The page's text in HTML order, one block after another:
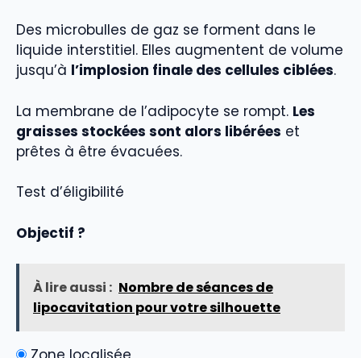
Des microbulles de gaz se forment dans le
liquide interstitiel. Elles augmentent de volume
jusqu’à l’implosion finale des cellules ciblées.
La membrane de l’adipocyte se rompt. Les
graisses stockées sont alors libérées et
prêtes à être évacuées.
Test d’éligibilité
Objectif ?
À lire aussi : Nombre de séances de
lipocavitation pour votre silhouette